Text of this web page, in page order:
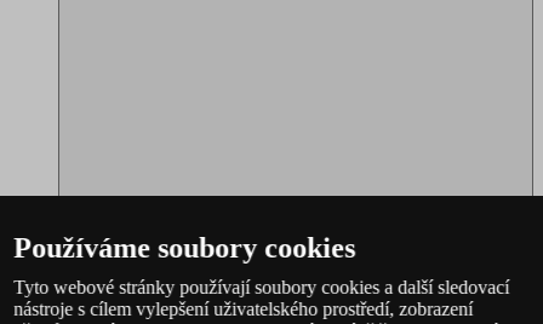
Používáme soubory cookies
Tyto webové stránky používají soubory cookies a další sledovací
nástroje s cílem vylepšení uživatelského prostředí, zobrazení